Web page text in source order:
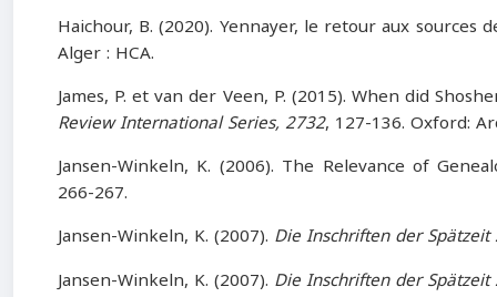
Haichour, B. (2020). Yennayer, le retour aux
Alger : HCA.
James, P. et van der Veen, P. (2015). When did
Review International Series, 2732, 127-136. Oxford:
Jansen-Winkeln, K. (2006). The Relevance of
266-267.
Jansen-Winkeln, K. (2007). Die Inschriften der
Jansen-Winkeln, K. (2007). Die Inschriften der